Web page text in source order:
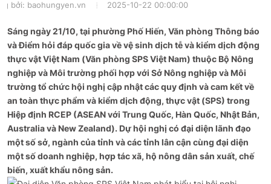
bởi: baohungyen.vn 2025-10-22 00:00:00
Sáng ngày 21/10, tại phường Phố Hiến, Văn phòng Thông báo
và Điểm hỏi đáp quốc gia về vệ sinh dịch tễ và kiểm dịch động
thực vật Việt Nam (Văn phòng SPS Việt Nam) thuộc Bộ Nông
nghiệp và Môi trường phối hợp với Sở Nông nghiệp và Môi
trường tổ chức hội nghị cập nhật các quy định và cam kết về
an toàn thực phẩm và kiểm dịch động, thực vật (SPS) trong
Hiệp định RCEP (ASEAN với Trung Quốc, Hàn Quốc, Nhật Bản,
Australia và New Zealand). Dự hội nghị có đại diện lãnh đạo
một số sở, ngành của tỉnh và các tỉnh lân cận cùng đại diện
một số doanh nghiệp, hợp tác xã, hộ nông dân sản xuất, chế
biến, xuất khẩu nông sản.